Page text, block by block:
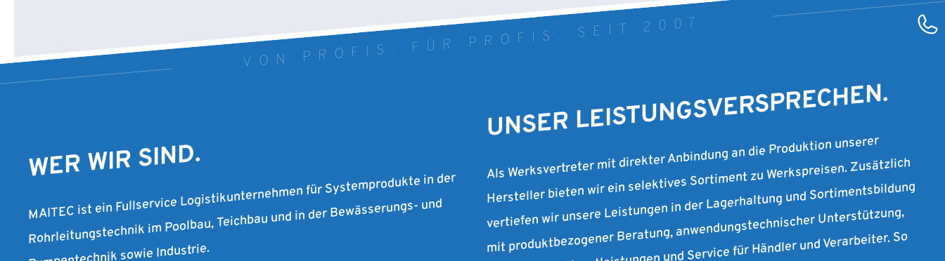
VON PROFIS. FÜR PROFIS. SEIT 2007
WER WIR SIND.
MAITEC ist ein Fullservice Logistikunternehmen für Systemprodukte in der
Rohrleitungstechnik im Poolbau, Teichbau und in der Bewässerungs- und
UNSER LEISTUNGSVERSPRECHEN.
Als Werksvertreter mit direkter Anbindung an die Produktion unserer
Hersteller bieten wir ein selektives Sortiment zu Werkspreisen. Zusätzlich
vertiefen wir unsere Leistungen in der Lagerhaltung und Sortimentsbildung
mit produktbezogener Beratung, anwendungstechnischer Unterstützung,